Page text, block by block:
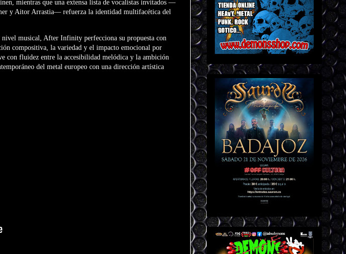
, mientras que una extensa lista de vocalistas invitados —
y Aitor Arrastia— refuerza la identidad multifacética del
nivel musical, After Infinity perfecciona su propuesta con
compositiva, la variedad y el impacto emocional por
con fluidez entre la accesibilidad melódica y la ambición
del metal europeo con una dirección artística